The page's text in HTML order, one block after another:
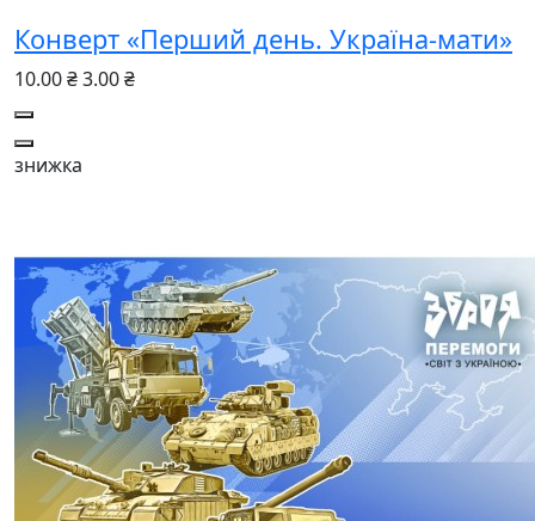
Конверт «Перший день. Україна-мати»
10.00 ₴3.00 ₴
знижка